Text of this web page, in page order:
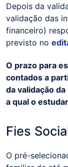
Depois da
validação das
financeiro)
previsto no
O prazo para
contados a
da validação
a qual o
Fies
O pré-